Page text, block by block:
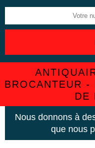
BROCANTEUR -
DE
Nous donnons à
que nous